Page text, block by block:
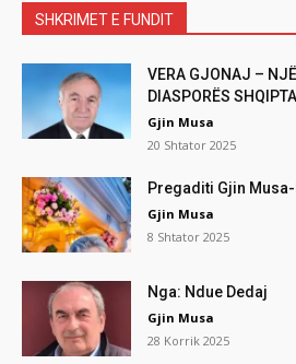
SHKRIMET E FUNDIT
VERA GJONAJ – NJË
DIASPORËS
Gjin Musa
20 Shtator 2025
Pregaditi Gjin
Gjin Musa
8 Shtator 2025
Nga: Ndue Dedaj
Gjin Musa
28 Korrik 2025